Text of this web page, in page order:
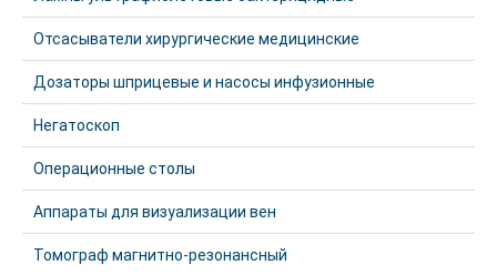
Отсасыватели хирургические медицинские
Дозаторы шприцевые и насосы инфузионные
Негатоскоп
Операционные столы
Аппараты для визуализации вен
Томограф магнитно-резонансный